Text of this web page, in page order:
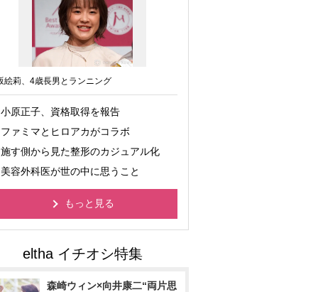
絵莉、4歳長男とランニング
小原正子、資格取得を報告
ファミマとヒロアカがコラボ
施す側から見た整形のカジュアル化
美容外科医が世の中に思うこと
もっと見る
森崎ウィン×向井康二“両片思